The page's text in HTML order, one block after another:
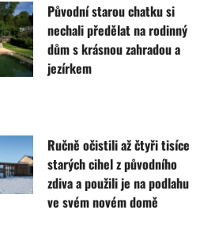
Původní starou chatku si
nechali předělat na rodinný
dům s krásnou zahradou a
jezírkem
Ručně očistili až čtyři tisíce
starých cihel z původního
zdiva a použili je na podlahu
ve svém novém domě